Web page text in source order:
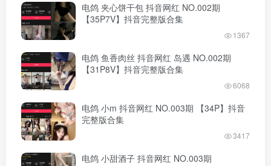
电鸽 夹心饼干包 抖音网红 NO.002期
【35P7V】抖音完整版合集
1367
电鸽 鱼香肉丝 抖音网红 岛遇 NO.002期
【31P8V】抖音完整版合集
6068
电鸽 小m 抖音网红 NO.003期 【34P】抖音
完整版合集
3417
电鸽 小甜酒子 抖音网红 NO.003期